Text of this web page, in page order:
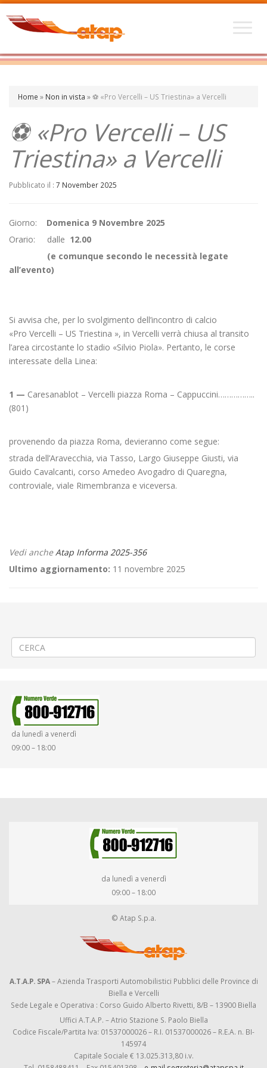
Home » Non in vista »⚽ «Pro Vercelli – US Triestina» a Vercelli
⚽ «Pro Vercelli – US
Triestina» a Vercelli
Pubblicato il : 7 November 2025
Giorno: Domenica 9 Novembre 2025
Orario: dalle 12.00
(e comunque secondo le necessità legate
all’evento)
Si avvisa che, per lo svolgimento dell’incontro di calcio
«Pro Vercelli – US Triestina », in Vercelli verrà chiusa al transito
l’area circostante lo stadio «Silvio Piola». Pertanto, le corse
interessate della Linea:
1 — Caresanablot – Vercelli piazza Roma – Cappuccini……………..
(801)
provenendo da piazza Roma, devieranno come segue:
strada dell’Aravecchia, via Tasso, Largo Giuseppe Giusti, via
Guido Cavalcanti, corso Amedeo Avogadro di Quaregna,
controviale, viale Rimembranza e viceversa.
Vedi ancheAtap Informa 2025-356
Ultimo aggiornamento: 11 novembre 2025
da lunedì a venerdì
09:00 – 18:00
da lunedì a venerdì
09:00 – 18:00
© Atap S.p.a.
A.T.A.P. SPA– Azienda Trasporti Automobilistici Pubblici delle Province di
Biella e Vercelli
Sede Legale e Operativa : Corso Guido Alberto Rivetti, 8/B – 13900 Biella
Uffici A.T.A.P. – Atrio Stazione S. Paolo Biella
Codice Fiscale/Partita Iva: 01537000026 – R.I. 01537000026 – R.E.A. n. BI-
145974
Capitale Sociale € 13.025.313,80 i.v.